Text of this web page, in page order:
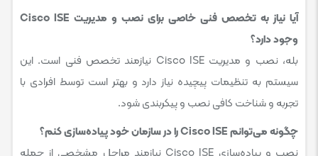
آیا نیاز به تخصص فنی خاصی برای نصب و مدیریت Cisco ISE
وجود دارد؟
بله، نصب و مدیریت Cisco ISE نیازمند تخصص فنی است. این
سیستم به تنظیمات پیچیده نیاز دارد و بهتر است توسط افرادی با
تجربه و شناخت کافی نصب و پیکربندی شود.
چگونه می‌توانم Cisco ISE را در سازمان خود پیاده‌سازی کنم؟